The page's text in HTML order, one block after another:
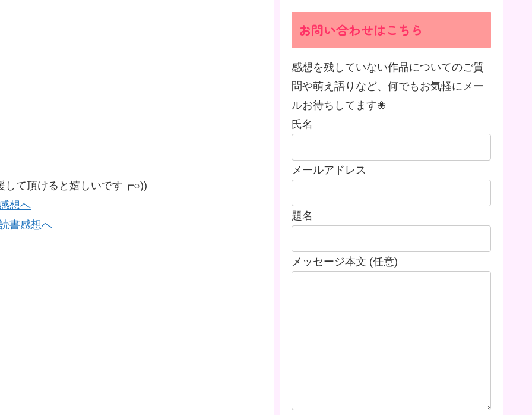
して頂けると嬉しいです┏○))
お問い合わせはこちら
感想を残していない作品についてのご質
問や萌え語りなど、何でもお気軽にメー
ルお待ちしてます❀
氏名
メールアドレス
題名
メッセージ本文 (任意)